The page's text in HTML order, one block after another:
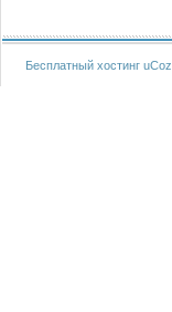
Бесплатный хостинг uCoz